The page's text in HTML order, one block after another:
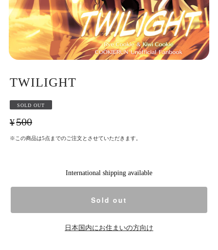
TWILIGHT
SOLD OUT
¥500
※この商品は5点までのご注文とさせていただきます。
International shipping available
Sold out
日本国内にお住まいの方向け